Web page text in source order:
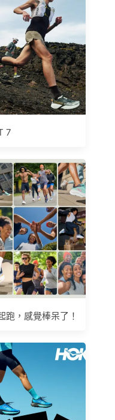
7
跑，感覺棒呆了！